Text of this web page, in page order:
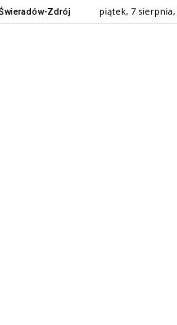
Zdrój piątek, 7 sierpnia,